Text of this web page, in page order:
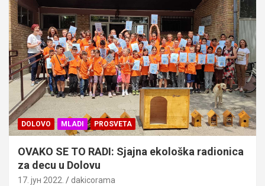
DOLOVO MLADI PROSVETA
OVAKO SE TO RADI: Sjajna ekološka radionica
za decu u Dolovu
17. јун 2022. dakicorama